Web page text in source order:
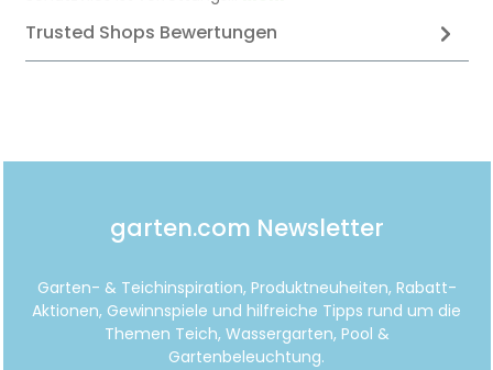
Trusted Shops Bewertungen
garten.com Newsletter
Garten- & Teichinspiration, Produktneuheiten, Rabatt-
Aktionen, Gewinnspiele und hilfreiche Tipps rund um die
Themen Teich, Wassergarten, Pool &
Gartenbeleuchtung.